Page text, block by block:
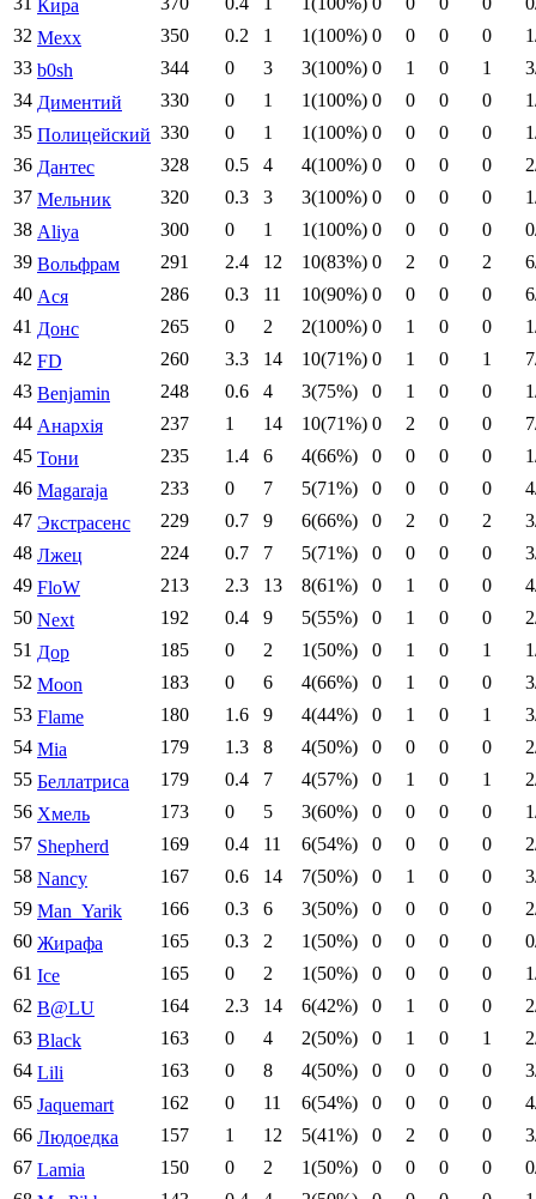
Кира
32 Mexx 350 0.2 1 1(100%) 0 0 0 0
33 b0sh 344 0 3 3(100%) 0 1 0 1
34 Диментий 330 0 1 1(100%) 0 0 0 0
35 Полицейский 330 0 1 1(100%) 0 0 0 0
36 Дантес 328 0.5 4 4(100%) 0 0 0 0
37 Мельник 320 0.3 3 3(100%) 0 0 0 0
38 Aliya 300 0 1 1(100%) 0 0 0 0
39 Вольфрам 291 2.4 12 10(83%) 0 2 0 2
40 Ася 286 0.3 11 10(90%) 0 0 0 0
41 Донс 265 0 2 2(100%) 0 1 0 0
42 FD 260 3.3 14 10(71%) 0 1 0 1
43 Benjamin 248 0.6 4 3(75%) 0 1 0 0
44 Анархія 237 1 14 10(71%) 0 2 0 0
45 Тони 235 1.4 6 4(66%) 0 0 0 0
46 Magaraja 233 0 7 5(71%) 0 0 0 0
47 Экстрасенс 229 0.7 9 6(66%) 0 2 0 2
48 Лжец 224 0.7 7 5(71%) 0 0 0 0
49 FloW 213 2.3 13 8(61%) 0 1 0 0
50 Next 192 0.4 9 5(55%) 0 1 0 0
51 Дор 185 0 2 1(50%) 0 1 0 1
52 Moon 183 0 6 4(66%) 0 1 0 0
53 Flame 180 1.6 9 4(44%) 0 1 0 1
54 Mia 179 1.3 8 4(50%) 0 0 0 0
55 Беллатриса 179 0.4 7 4(57%) 0 1 0 1
56 Хмель 173 0 5 3(60%) 0 0 0 0
57 Shepherd 169 0.4 11 6(54%) 0 0 0 0
58 Nancy 167 0.6 14 7(50%) 0 1 0 0
59 Man_Yarik 166 0.3 6 3(50%) 0 0 0 0
60 Жирафа 165 0.3 2 1(50%) 0 0 0 0
61 Ice 165 0 2 1(50%) 0 0 0 0
62 B@LU 164 2.3 14 6(42%) 0 1 0 0
63 Black 163 0 4 2(50%) 0 1 0 1
64 Lili 163 0 8 4(50%) 0 0 0 0
65 Jaquemart 162 0 11 6(54%) 0 0 0 0
66 Людоедка 157 1 12 5(41%) 0 2 0 0
67 Lamia 150 0 2 1(50%) 0 0 0 0